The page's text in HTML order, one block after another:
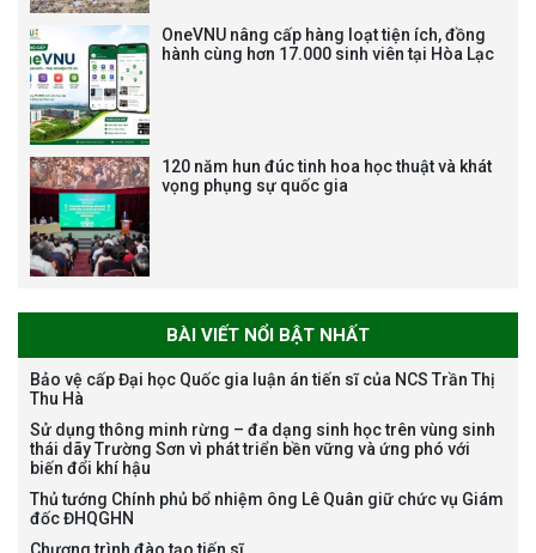
vị trí việc làm chức danh nghề
nghiệp chuyên môn dùng
Bảo vệ luận án tiến sĩ của NCS
Nguyễn Thế Thông
OneVNU nâng cấp hàng loạt tiện ích, đồng
hành cùng hơn 17.000 sinh viên tại Hòa Lạc
120 năm hun đúc tinh hoa học thuật và khát
vọng phụng sự quốc gia
BÀI VIẾT NỔI BẬT NHẤT
Bảo vệ cấp Đại học Quốc gia luận án tiến sĩ của NCS Trần Thị
Thu Hà
Sử dụng thông minh rừng – đa dạng sinh học trên vùng sinh
thái dãy Trường Sơn vì phát triển bền vững và ứng phó với
biến đổi khí hậu
Thủ tướng Chính phủ bổ nhiệm ông Lê Quân giữ chức vụ Giám
đốc ĐHQGHN